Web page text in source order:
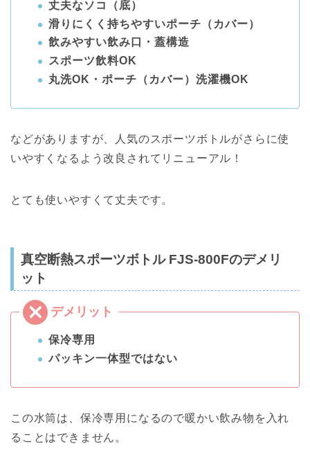
丈夫なソコ（底）
滑りにくく持ちやすいポーチ（カバー）
飲みやすい飲み口・蓋構造
スポーツ飲料OK
丸洗OK・ポーチ（カバー）洗濯機OK
などがありますが、人気のスポーツボトルがさらに使
いやすくなるよう改良されてリニューアル！
とても使いやすくて丈夫です。
真空断熱スポーツボトル FJS-800Fのデメリ
ット
保冷専用
パッキン一体型ではない
この水筒は、保冷専用になるので暖かい飲み物を入れ
ることはできません。